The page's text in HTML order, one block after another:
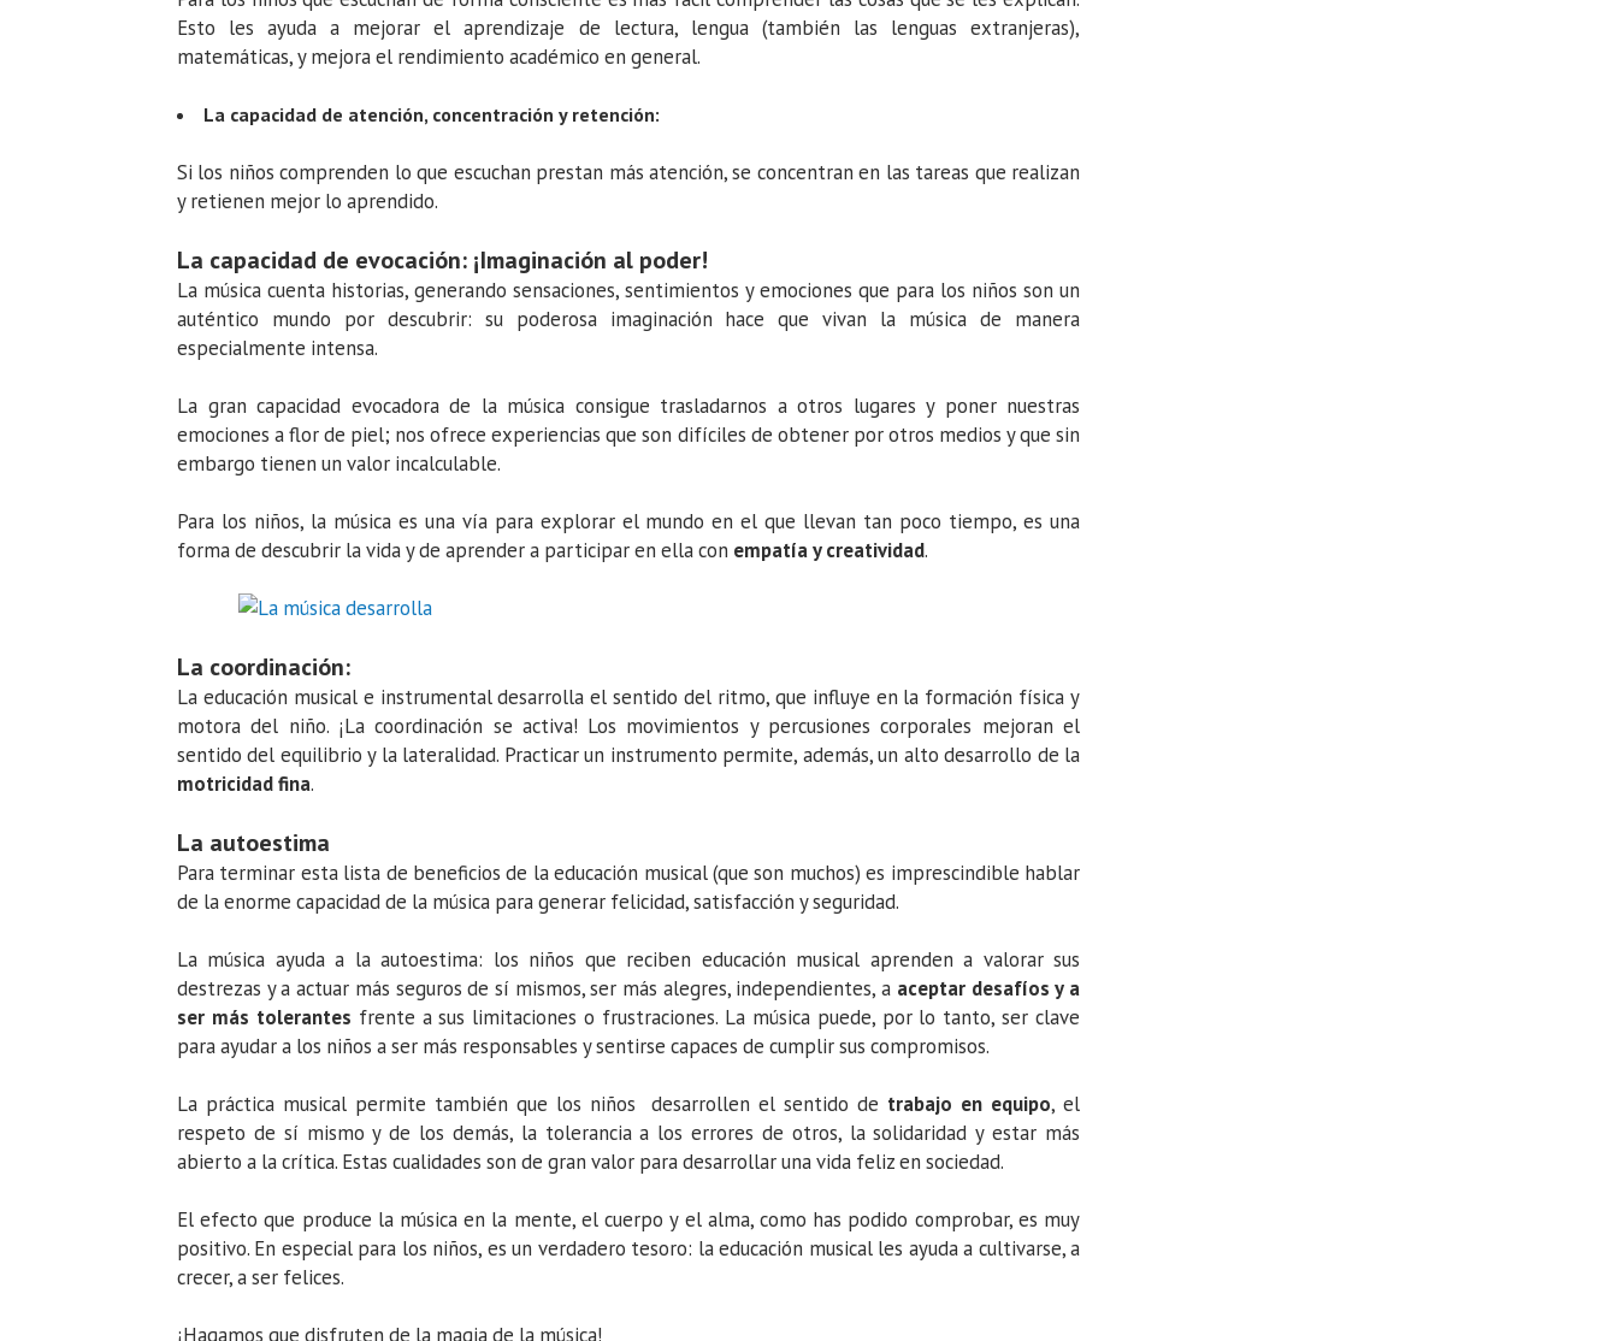
Esto les ayuda a mejorar el aprendizaje de lectura, lengua (también las lenguas extranjeras),
matemáticas, y mejora el rendimiento académico en general.
La capacidad de atención, concentración y retención:
Si los niños comprenden lo que escuchan prestan más atención, se concentran en las tareas que realizan
y retienen mejor lo aprendido.
La capacidad de evocación: ¡Imaginación al poder!
La música cuenta historias, generando sensaciones, sentimientos y emociones que para los niños son un
auténtico mundo por descubrir: su poderosa imaginación hace que vivan la música de manera
especialmente intensa.
La gran capacidad evocadora de la música consigue trasladarnos a otros lugares y poner nuestras
emociones a flor de piel; nos ofrece experiencias que son difíciles de obtener por otros medios y que sin
embargo tienen un valor incalculable.
Para los niños, la música es una vía para explorar el mundo en el que llevan tan poco tiempo, es una
forma de descubrir la vida y de aprender a participar en ella con empatía y creatividad.
La coordinación:
La educación musical e instrumental desarrolla el sentido del ritmo, que influye en la formación física y
motora del niño. ¡La coordinación se activa! Los movimientos y percusiones corporales mejoran el
sentido del equilibrio y la lateralidad. Practicar un instrumento permite, además, un alto desarrollo de la
motricidad fina.
La autoestima
Para terminar esta lista de beneficios de la educación musical (que son muchos) es imprescindible hablar
de la enorme capacidad de la música para generar felicidad, satisfacción y seguridad.
La música ayuda a la autoestima: los niños que reciben educación musical aprenden a valorar sus
destrezas y a actuar más seguros de sí mismos, ser más alegres, independientes, a aceptar desafíos y a
ser más tolerantes frente a sus limitaciones o frustraciones. La música puede, por lo tanto, ser clave
para ayudar a los niños a ser más responsables y sentirse capaces de cumplir sus compromisos.
La práctica musical permite también que los niños desarrollen el sentido de trabajo en equipo, el
respeto de sí mismo y de los demás, la tolerancia a los errores de otros, la solidaridad y estar más
abierto a la crítica. Estas cualidades son de gran valor para desarrollar una vida feliz en sociedad.
El efecto que produce la música en la mente, el cuerpo y el alma, como has podido comprobar, es muy
positivo. En especial para los niños, es un verdadero tesoro: la educación musical les ayuda a cultivarse, a
crecer, a ser felices.
¡Hagamos que disfruten de la magia de la música!